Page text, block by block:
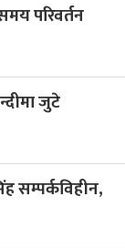
परिवर्तन
जुटे
सम्पर्कविहीन,